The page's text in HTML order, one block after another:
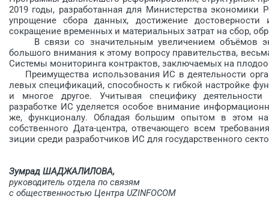
2019 годы, разработанная для Министерства экономики
упрощение сбора данных, достижение
сокращение временных и материальных затрат на сбор,
В связи со значительным увеличением объёмов
большого внимания к этому вопросу правительства,
Системы мониторинга контрактов, заключаемых на
Преимущества использования ИС в деятельности
левых спецификаций, способность к гибкой настройке
и многое другое. Учитывая спе­цифику деятельности
разработке ИС уделяется особое вни­мание
же, функционалу. Обладая большим опытом в этом
собственного Дата-центра, отвечающего всем
зиции среди разработчиков ИС для государственного
Зумрад ШАДЖАЛИЛОВА,
руководитель отдела по связям
с общественностью Центра UZINFOCOM